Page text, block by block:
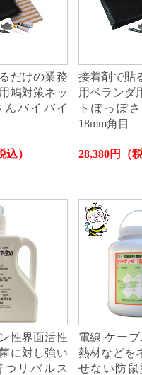
だけの業務
鳩対策ネッ
んバイバイ
込）
接着剤で貼
用ベランダ
トぽっぽ
18mm角目
28,380円（税
性界面活性
に対し強い
つリバルス
電線 ケー
熱材などを
せない防鼠